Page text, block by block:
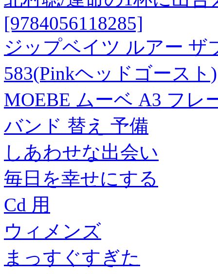
[9784056118285]
ジップベイツ ルアー ザ
583(Pinkヘッドゴースト)
MOEBE ムーベ A3 フレ
バンド 替え 予備
しあわせな出会い
毎日を幸せにする
Cd 用
ウィメンズ
まっすぐすぎた